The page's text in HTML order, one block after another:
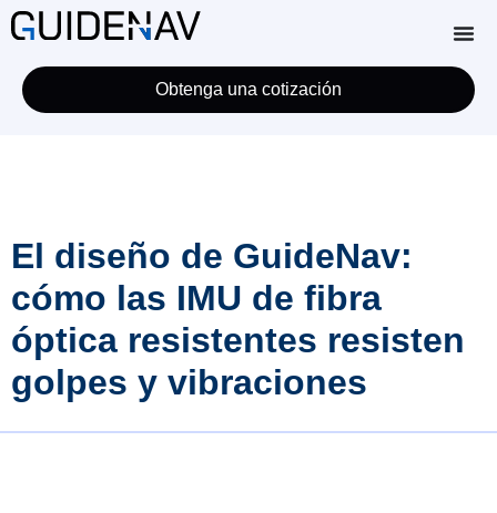
Obtenga una cotización
El diseño de GuideNav:
cómo las IMU de fibra
óptica resistentes resisten
golpes y vibraciones